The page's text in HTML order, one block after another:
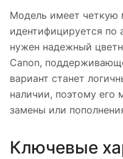
Модель имеет четкую
идентифицируется по
нужен надежный
Canon,
вариант станет
наличии, поэтому
замены или
Ключевые